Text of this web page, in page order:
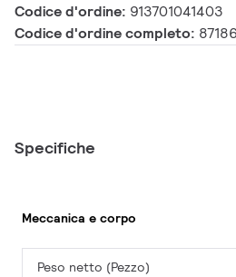
Codice d'ordine: 913701041403
Codice d'ordine completo:
Specifiche
Meccanica e corpo
Peso netto (Pezzo)